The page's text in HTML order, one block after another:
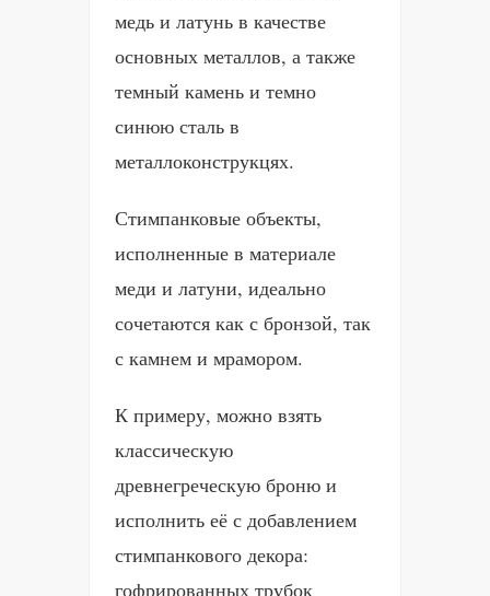
медь и латунь в качестве
основных металлов, а также
темный камень и темно
синюю сталь в
металлоконструкцях.
Стимпанковые объекты,
исполненные в материале
меди и латуни, идеально
сочетаются как с бронзой, так
с камнем и мрамором.
К примеру, можно взять
классическую
древнегреческую броню и
исполнить её с добавлением
стимпанкового декора:
гофрированных трубок